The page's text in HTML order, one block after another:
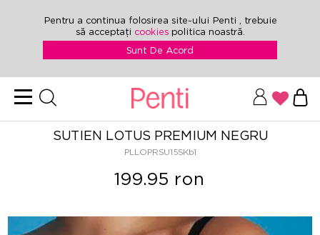
Pentru a continua folosirea site-ului Penti , trebuie
să acceptați cookies politica noastră.
Sunt De Acord
SUTIEN LOTUS PREMIUM NEGRU
PLLOPRSU15SKb1
199.95 ron